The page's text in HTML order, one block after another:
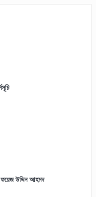
ফয়েজ উদ্দিন আহমদ